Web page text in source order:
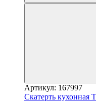
Артикул: 167997
Скатерть